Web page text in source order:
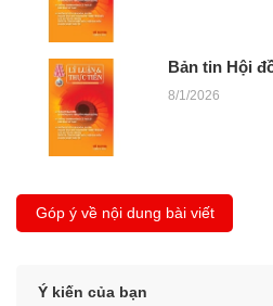
Bản tin Hội
8/1/2026
Góp ý về nội dung bài viết
Ý kiến của bạn